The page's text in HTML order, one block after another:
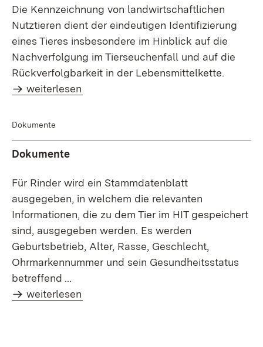
Die Kennzeichnung von landwirtschaftlichen
Nutztieren dient der eindeutigen Identifizierung
eines Tieres insbesondere im Hinblick auf die
Nachverfolgung im Tierseuchenfall und auf die
Rückverfolgbarkeit in der Lebensmittelkette.
weiterlesen
Dokumente
Dokumente
Für Rinder wird ein Stammdatenblatt
ausgegeben, in welchem die relevanten
Informationen, die zu dem Tier im HIT gespeichert
sind, ausgegeben werden. Es werden
Geburtsbetrieb, Alter, Rasse, Geschlecht,
Ohrmarkennummer und sein Gesundheitsstatus
betreffend ...
weiterlesen